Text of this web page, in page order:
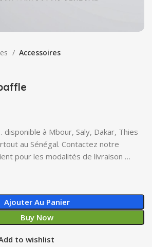
Accessoires
à Mbour, Saly, Dakar, Thies
au Sénégal. Contactez notre
pour les modalités de livraison …
Ajouter Au Panier
Buy Now
to wishlist